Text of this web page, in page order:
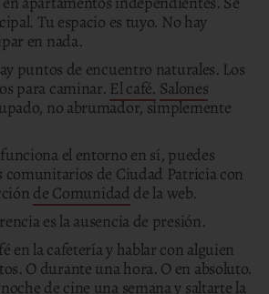
Tu espacio es tuyo. No hay
en nada.
puntos de encuentro naturales. Los
para caminar. El café. Salones
no abrumador, simplemente
el entorno en sí, puedes
comunitarios de Ciudad Patricia con
de Comunidad de la web.
es la ausencia de presión.
en la cafetería y hablar con alguien
O durante una hora. O en absoluto.
de cine una semana y saltarte la